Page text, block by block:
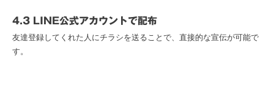
4.3 LINE公式アカウントで配布
友達登録してくれた人にチラシを送ることで、直接的な宣伝が可能で
す。